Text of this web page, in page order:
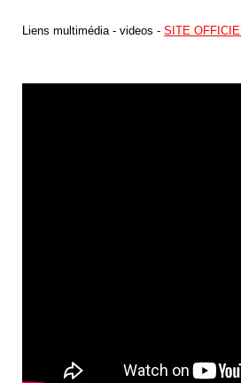
Liens multimédia - videos - SITE OFFICIEL